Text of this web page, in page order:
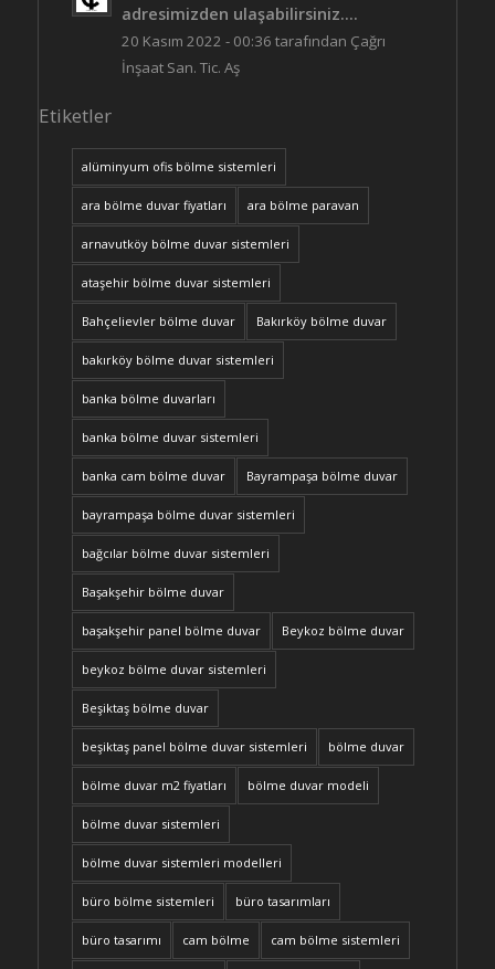
adresimizden ulaşabilirsiniz....
20 Kasım 2022 - 00:36 tarafından Çağrı
İnşaat San. Tic. Aş
Etiketler
alüminyum ofis bölme sistemleri
ara bölme duvar fiyatları ara bölme paravan
arnavutköy bölme duvar sistemleri
ataşehir bölme duvar sistemleri
Bahçelievler bölme duvar Bakırköy bölme duvar
bakırköy bölme duvar sistemleri
banka bölme duvarları
banka bölme duvar sistemleri
banka cam bölme duvar Bayrampaşa bölme duvar
bayrampaşa bölme duvar sistemleri
bağcılar bölme duvar sistemleri
Başakşehir bölme duvar
başakşehir panel bölme duvar Beykoz bölme duvar
beykoz bölme duvar sistemleri
Beşiktaş bölme duvar
beşiktaş panel bölme duvar sistemleri bölme duvar
bölme duvar m2 fiyatları bölme duvar modeli
bölme duvar sistemleri
bölme duvar sistemleri modelleri
büro bölme sistemleri büro tasarımları
büro tasarımı cam bölme cam bölme sistemleri